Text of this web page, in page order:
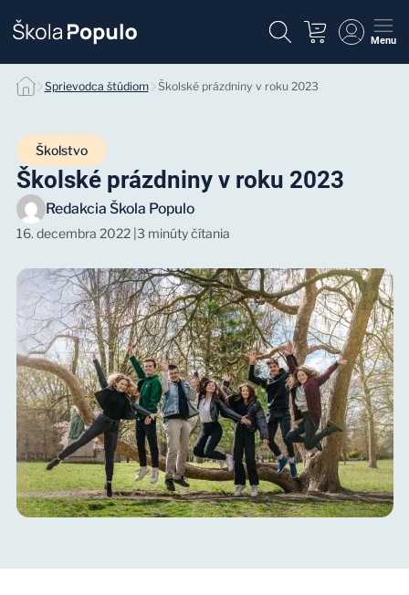
Menu
Sprievodca štúdiom Školské prázdniny v roku 2023
Školstvo
Školské prázdniny v roku 2023
Redakcia Škola Populo
16. decembra 2022| 3 minúty čítania